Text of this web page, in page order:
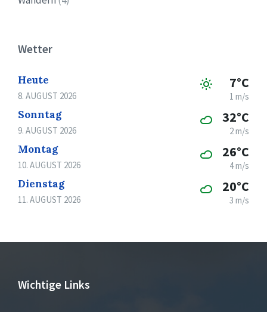
Wetter
Heute
8. AUGUST 2026
7°C
1 m/s
Sonntag
9. AUGUST 2026
32°C
2 m/s
Montag
10. AUGUST 2026
26°C
4 m/s
Dienstag
11. AUGUST 2026
20°C
3 m/s
Wichtige Links